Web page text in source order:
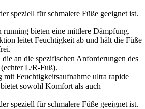
speziell für schmalere Füße geeignet ist.
running bieten eine mittlere Dämpfung.
leitet Feuchtigkeit ab und hält die Füße
an die spezifischen Anforderungen des
(echter L/R-Fuß).
Feuchtigkeitsaufnahme ultra rapide
sowohl Komfort als auch
speziell für schmalere Füße geeignet ist.